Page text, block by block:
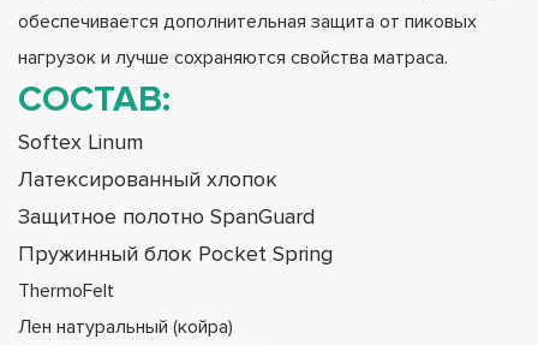
обеспечивается дополнительная защита от пиковых
нагрузок и лучше сохраняются свойства матраса.
СОСТАВ:
Softex Linum
Латексированный хлопок
Защитное полотно SpanGuard
Пружинный блок Pocket Spring
ThermoFelt
Лен натуральный (койра)